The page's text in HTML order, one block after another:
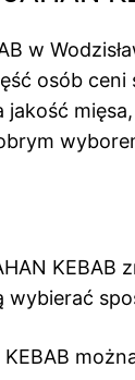
w
osób ceni
jakość
KEBAB
wybierać
KEBAB